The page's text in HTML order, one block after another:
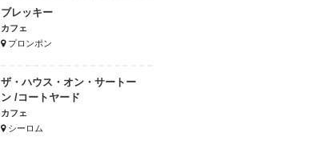
ブレッキー
カフェ
プロンポン
ザ・ハウス・オン・サートー
ン /コートヤード
カフェ
シーロム